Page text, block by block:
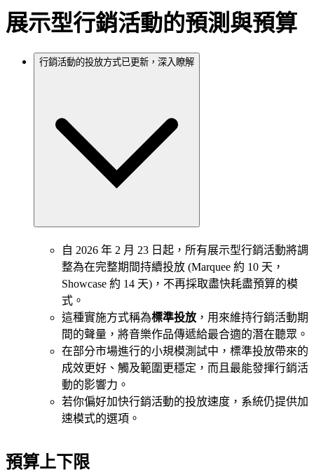
展示型行銷活動的預測與預算
行銷活動的投放方式已更新，深入瞭解
自 2026 年 2 月 23 日起，所有展示型行銷活動將調
整為在完整期間持續投放 (Marquee 約 10 天，
Showcase 約 14 天)，不再採取盡快耗盡預算的模
式。
這種實施方式稱為標準投放 ，用來維持行銷活動期
間的聲量，將音樂作品傳遞給最合適的潛在聽眾。
在部分市場進行的小規模測試中，標準投放帶來的
成效更好、觸及範圍更穩定，而且最能發揮行銷活
動的影響力。
若你偏好加快行銷活動的投放速度，系統仍提供加
速模式的選項。
預算上下限